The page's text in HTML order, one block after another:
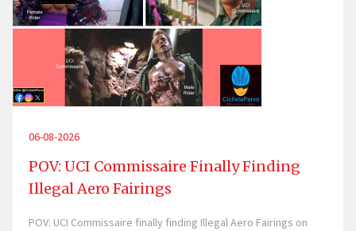
06-08-2026
POV: UCI Commissaire Finally Finding
Illegal Aero Fairings
POV: UCI Commissaire finally finding Illegal Aero Fairings on